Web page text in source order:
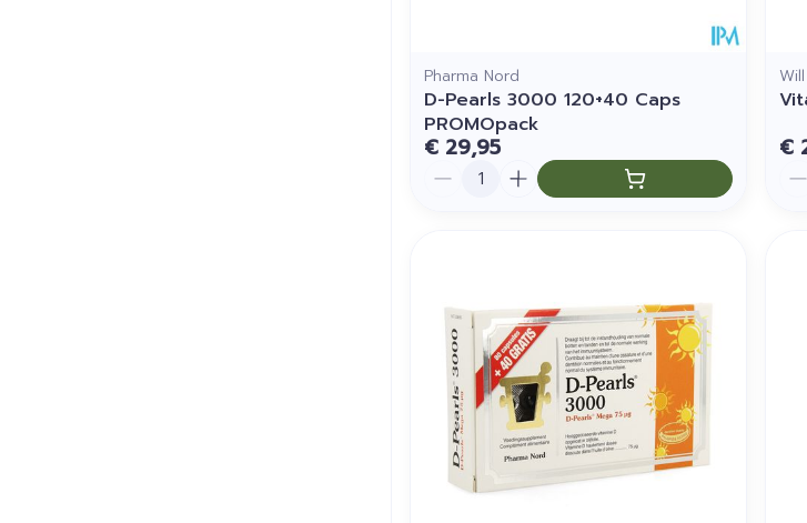
Pharma Nord
D-Pearls 3000 120+40 Caps
PROMOpack
€ 29,95
Aantal
€